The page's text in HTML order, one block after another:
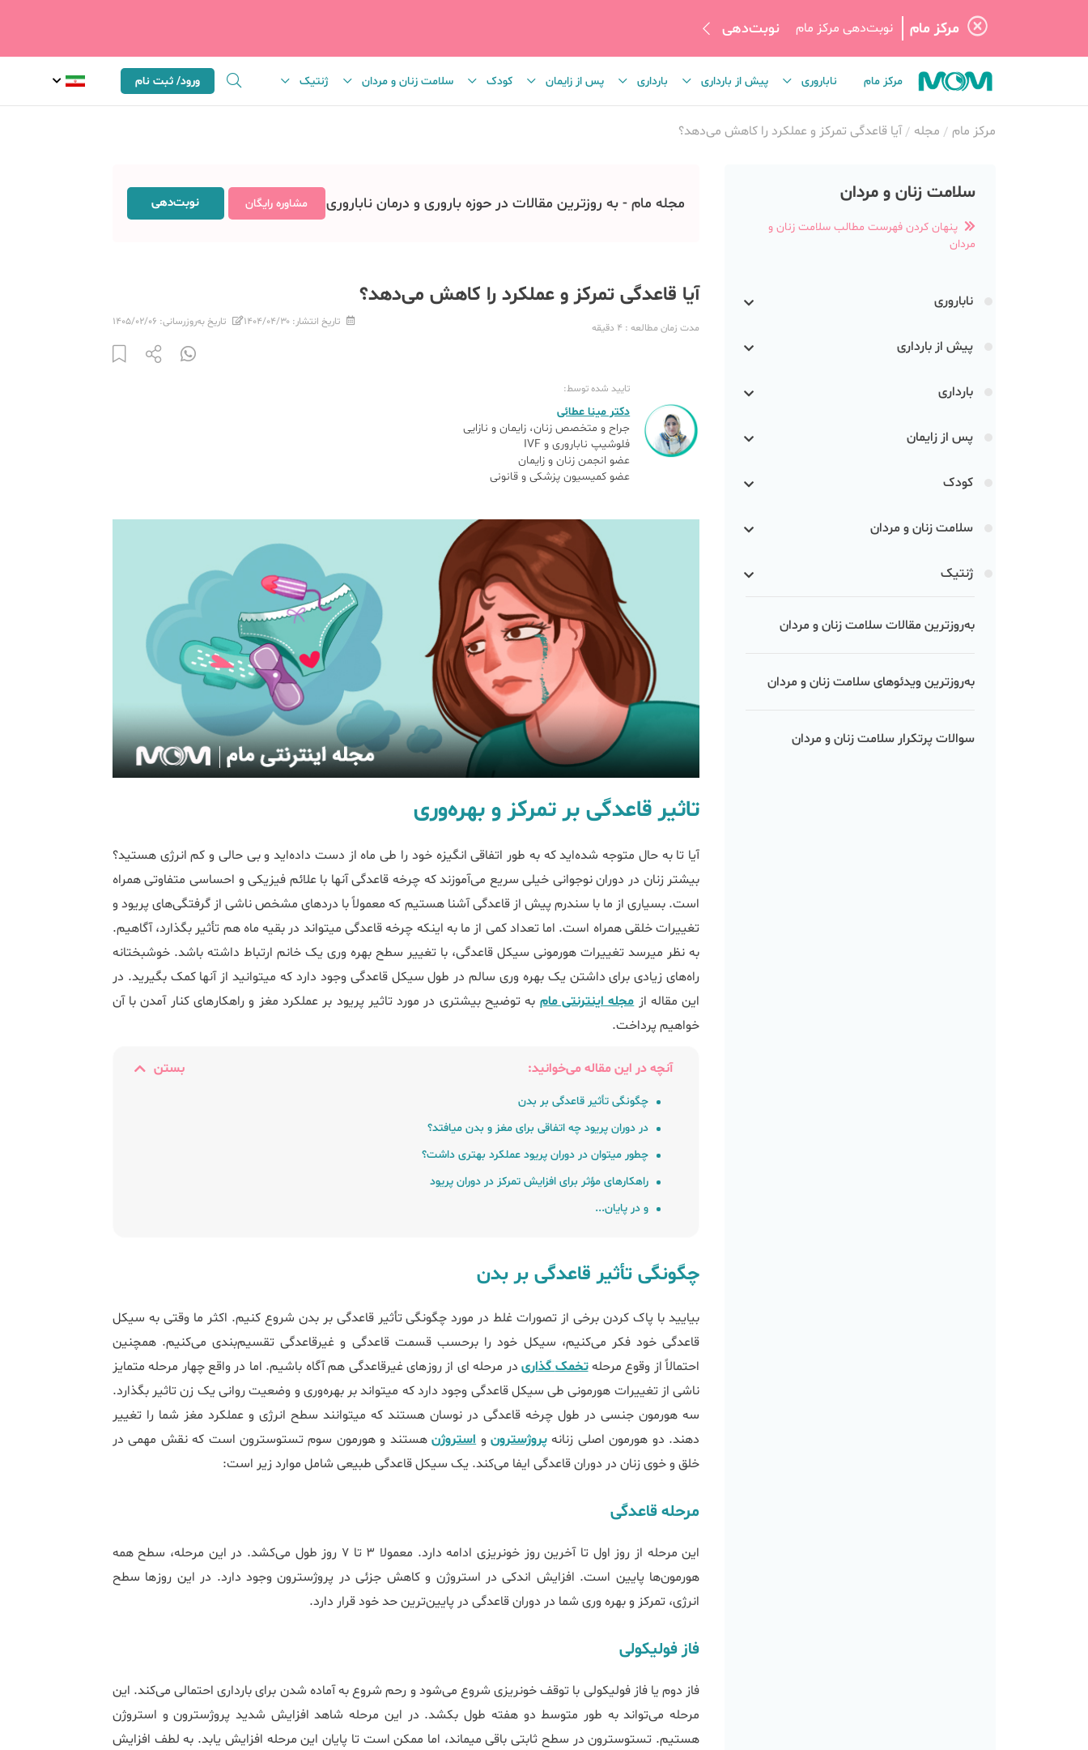
مرکز مام نوبت‌دهی مرکز مام نوبت‌دهی
مرکز مام ناباروری پیش از بارداری بارداری پس از زایمان کودک سلامت زنان و مردان ژنتیک ورود/ ثبت نام
مرکز مام مجله آیا قاعدگی تمرکز و عملکرد را کاهش می‌دهد؟
سلامت زنان و مردان
پنهان کردن فهرست مطالب سلامت زنان و
مردان
ناباروری
پیش از بارداری
بارداری
پس از زایمان
کودک
سلامت زنان و مردان
ژنتیک
به‌روزترین مقالات سلامت زنان و مردان
به‌روزترین ویدئوهای سلامت زنان و مردان
سوالات پرتکرار سلامت زنان و مردان
مجله مام - به روزترین مقالات در حوزه باروری و درمان ناباروری مشاوره رایگان نوبت‌دهی
آیا قاعدگی تمرکز و عملکرد را کاهش می‌دهد؟
مدت زمان مطالعه: 4 دقیقه تاریخ انتشار:۱۴۰۴/۰۴/۳۰ تاریخ به‌روزرسانی: ۱۴۰۵/۰۲/۰۶
تایید شده توسط:
دکتر مینا عطائی
جراح و متخصص زنان، زایمان و نازایی
فلوشیپ ناباروری و IVF
عضو انجمن زنان و زایمان
عضو کمیسیون پزشکی و قانونی
تاثیر قاعدگی بر تمرکز و بهره‌وری
آیا تا به حال متوجه شده‌‎اید که به طور اتفاقی انگیزه خود را طی ماه از دست داده‎‌اید و بی حالی و کم انرژی هستید؟
بیش‎تر زنان در دوران نوجوانی خیلی سریع می‎‌آموزند که چرخه قاعدگی آن‎ها با علائم فیزیکی و احساسی متفاوتی همراه
است. بسیاری از ما با سندرم پیش از قاعدگی آشنا هستیم که معمولاً با دردهای مشخص ناشی از گرفتگی‌های پریود و
تغییرات خلقی همراه است. اما تعداد کمی از ما به اینکه چرخه قاعدگی می‎تواند در بقیه ماه هم تأثیر بگذارد، آگاهیم.
به نظر می‏رسد تغییرات هورمونی سیکل قاعدگی، با تغییر سطح بهره ‎وری یک خانم ارتباط داشته باشد. خوشبختانه
راه‌‎های زیادی برای داشتن یک بهره وری سالم در طول سیکل قاعدگی وجود دارد که می‎توانید از آن‎ها کمک بگیرید. در
این مقاله ازمجله اینترنتی مام
به توضیح بیش‎تری در مورد تاثیر پریود بر عملکرد مغز و راهکار‎های کنار آمدن با آن
خواهیم پرداخت.
آنچه در این مقاله می‌خوانید: بستن
چگونگی تأثیر قاعدگی بر بدن
در دوران پریود چه اتفاقی برای مغز و بدن می‎افتد؟
چطور می‎توان در دوران پریود عملکرد بهتری داشت؟
راهکارﻫﺎی ﻣﺆﺛﺮ ﺑﺮای اﻓﺰاﯾﺶ تمرکز در دوران پریود
و در پایان...
چگونگی تأثیر قاعدگی بر بدن
بیایید با پاک کردن برخی از تصورات غلط در مورد چگونگی تأثیر قاعدگی بر بدن شروع کنیم. اکثر ما وقتی به سیکل
قاعدگی خود فکر می‎‌کنیم، سیکل خود را برحسب قسمت قاعدگی و غیرقاعدگی تقسیم‎‌بندی می‎‌کنیم. همچنین
احتمالاً از وقوع مرحلهتخمک‎ گذاری
در مرحله ای از روز‎های غیرقاعدگی هم آگاه باشیم. اما در واقع چهار مرحله متمایز
ناشی از تغییرات هورمونی طی سیکل قاعدگی وجود دارد که می‏تواند بر بهره‌‎وری و وضعیت روانی یک زن تاثیر بگذارد.
سه هورمون جنسی در طول چرخه قاعدگی در نوسان هستند که می‎توانند سطح انرژی و عملکرد مغز شما را تغییر
دهند. دو هورمون اصلی زنانه پروژسترونواستروژنهستند و هورمون سوم تستوسترون است که نقش مهمی در
خلق و خوی زنان در دوران قاعدگی ایفا می‎‌کند. یک سیکل قاعدگی طبیعی شامل موارد زیر است:
مرحله قاعدگی
این مرحله از روز اول تا آخرین روز خونریزی ادامه دارد. معمولا ۳ تا ۷ روز طول می‎‌کشد. در این مرحله، سطح همه
هورمون‎‌ها پایین است. افزایش اندکی در استروژن و کاهش جزئی در پروژسترون وجود دارد. در این روز‎ها سطح
انرژی، تمرکز و بهره وری شما در دوران قاعدگی در پایین‌ترین حد خود قرار دارد.
فاز فولیکولی
فاز دوم یا فاز فولیکولی با توقف خونریزی شروع می‏‌شود و رحم شروع به آماده شدن برای بارداری احتمالی می‎‌کند. این
مرحله می‌تواند به طور متوسط دو هفته طول بکشد. در این مرحله شاهد افزایش شدید پروژسترون و استروژن
هستیم. تستوسترون در سطح ثابتی باقی می‏ماند، اما ممکن است تا پایان این مرحله افزایش یابد. به لطف افزایش